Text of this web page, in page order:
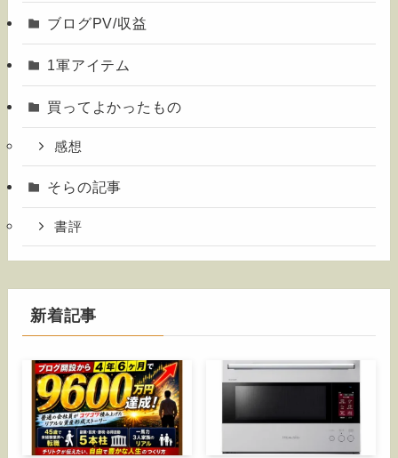
ブログPV/収益
1軍アイテム
買ってよかったもの
感想
そらの記事
書評
新着記事